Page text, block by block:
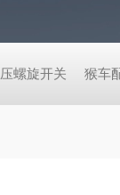
螺旋开关 猴车